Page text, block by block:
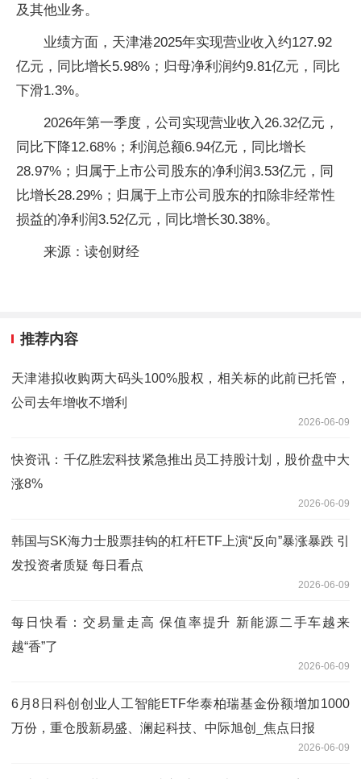
及其他业务。
业绩方面，天津港2025年实现营业收入约127.92
亿元，同比增长5.98%；归母净利润约9.81亿元，同比
下滑1.3%。
2026年第一季度，公司实现营业收入26.32亿元，
同比下降12.68%；利润总额6.94亿元，同比增长
28.97%；归属于上市公司股东的净利润3.53亿元，同
比增长28.29%；归属于上市公司股东的扣除非经常性
损益的净利润3.52亿元，同比增长30.38%。
来源：读创财经
推荐内容
天津港拟收购两大码头100%股权，相关标的此前已托管，
公司去年增收不增利
2026-06-09
快资讯：千亿胜宏科技紧急推出员工持股计划，股价盘中大
涨8%
2026-06-09
韩国与SK海力士股票挂钩的杠杆ETF上演“反向”暴涨暴跌 引
发投资者质疑 每日看点
2026-06-09
每日快看：交易量走高 保值率提升 新能源二手车越来
越“香”了
2026-06-09
6月8日科创创业人工智能ETF华泰柏瑞基金份额增加1000
万份，重仓股新易盛、澜起科技、中际旭创_焦点日报
2026-06-09